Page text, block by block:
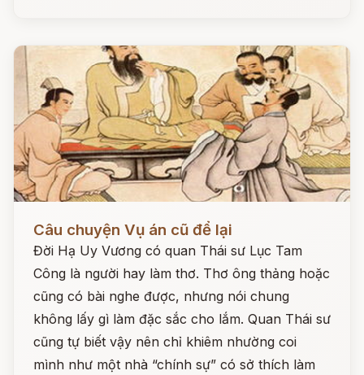
Câu chuyện Vụ án cũ để lại
Đời Hạ Uy Vương có quan Thái sư Lục Tam
Công là người hay làm thơ. Thơ ông thảng hoặc
cũng có bài nghe được, nhưng nói chung
không lấy gì làm đặc sắc cho lắm. Quan Thái sư
cũng tự biết vậy nên chỉ khiêm nhường coi
mình như một nhà “chính sự” có sở thích làm